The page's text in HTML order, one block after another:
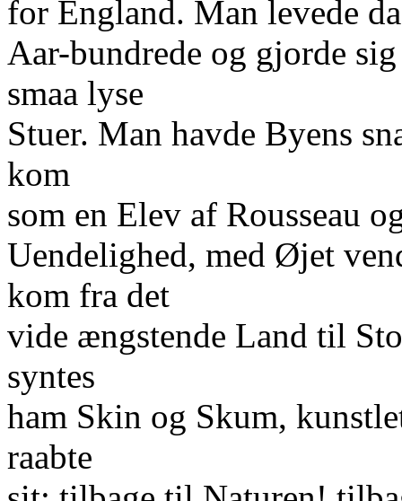
for England. Man levede
Aar-bundrede og gjorde
smaa lyse
Stuer. Man havde Byens
kom
som en Elev af Rousseau
Uendelighed, med Øjet
kom fra det
vide ængstende Land til
syntes
ham Skin og Skum,
raabte